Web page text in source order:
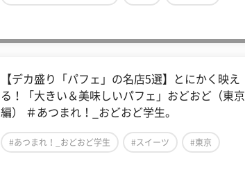
【デカ盛り「パフェ」の名店5選】とにかく映え
る！「大きい＆美味しいパフェ」おどおど（東京
編） ＃あつまれ！_おどおど学生。
#あつまれ！_おどおど学生 #スイーツ #東京